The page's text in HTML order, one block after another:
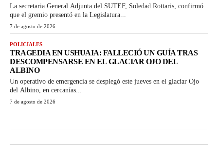
La secretaria General Adjunta del SUTEF, Soledad Rottaris, confirmó
que el gremio presentó en la Legislatura...
7 de agosto de 2026
POLICIALES
TRAGEDIA EN USHUAIA: FALLECIÓ UN GUÍA TRAS
DESCOMPENSARSE EN EL GLACIAR OJO DEL
ALBINO
Un operativo de emergencia se desplegó este jueves en el glaciar Ojo
del Albino, en cercanías...
7 de agosto de 2026